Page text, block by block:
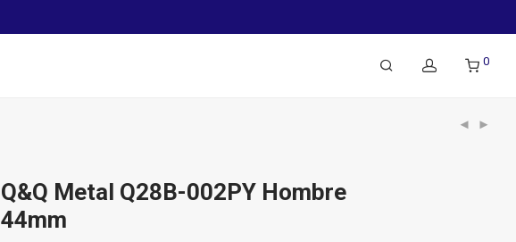
0
Q&Q Metal Q28B-002PY Hombre
44mm